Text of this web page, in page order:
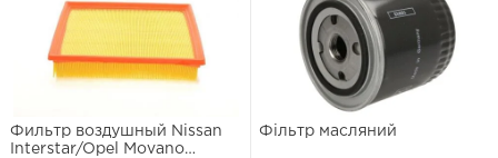
Фильтр воздушный Nissan
Interstar/Opel Movano
Фільтр масляний